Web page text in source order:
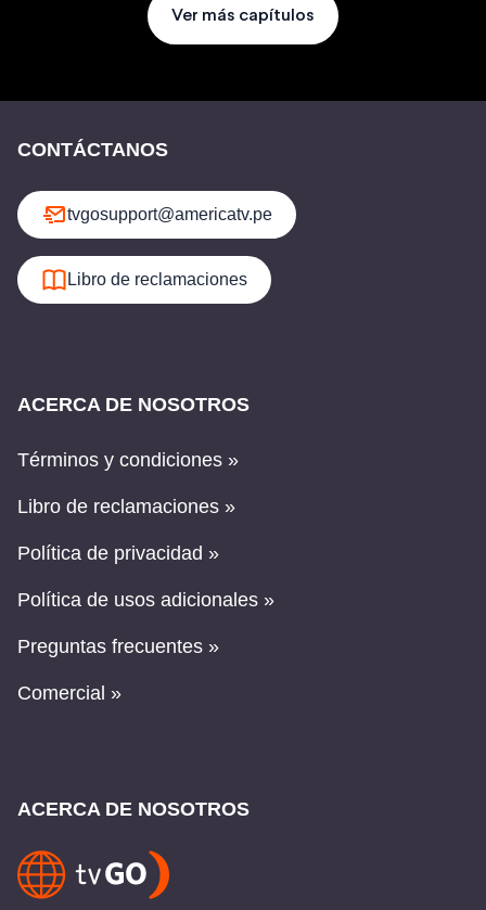
Ver más capítulos
CONTÁCTANOS
tvgosupport@americatv.pe
Libro de reclamaciones
ACERCA DE NOSOTROS
Términos y condiciones »
Libro de reclamaciones »
Política de privacidad »
Política de usos adicionales »
Preguntas frecuentes »
Comercial »
ACERCA DE NOSOTROS